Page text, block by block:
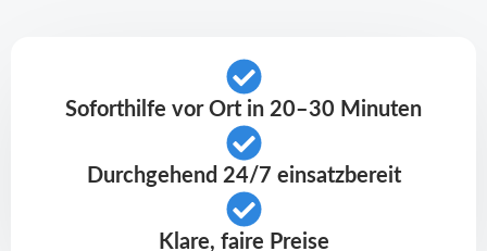
Soforthilfe vor Ort in 20–30 Minuten
Durchgehend 24/7 einsatzbereit
Klare, faire Preise